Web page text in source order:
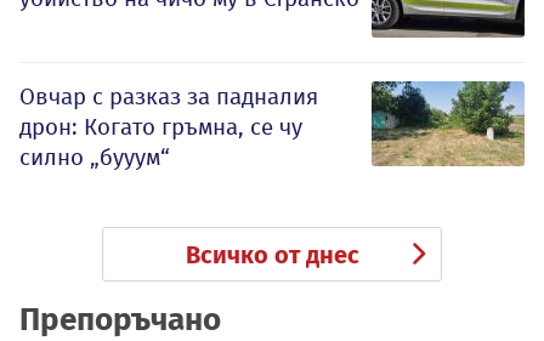
Овчар с разказ за падналия
дрон: Когато гръмна, се чу
силно „бууум“
Всичко от днес
Препоръчано